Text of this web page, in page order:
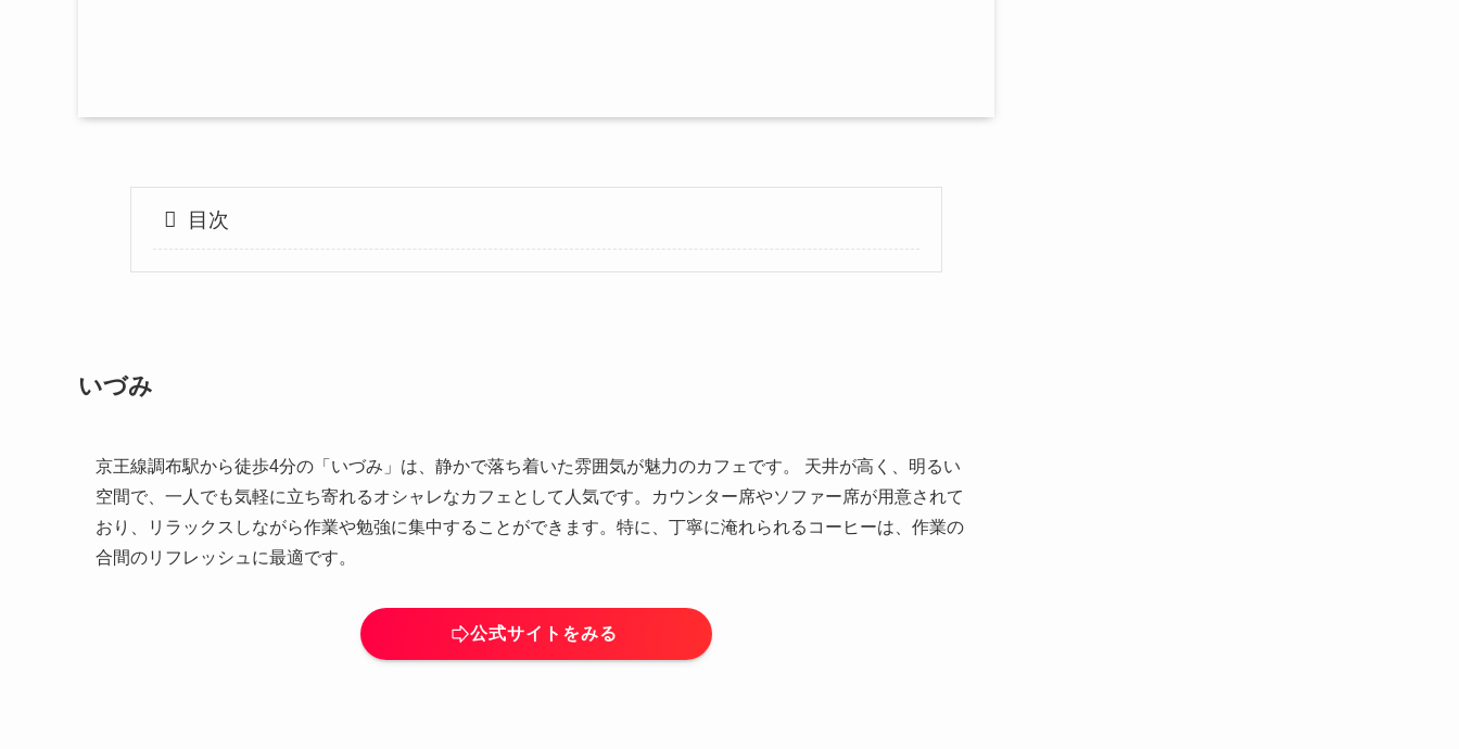
目次
いづみ
京王線調布駅から徒歩4分の「いづみ」は、静かで落ち着いた雰囲気が魅力のカフェです。 天井が高く、明るい
空間で、一人でも気軽に立ち寄れるオシャレなカフェとして人気です。カウンター席やソファー席が用意されて
おり、リラックスしながら作業や勉強に集中することができます。特に、丁寧に淹れられるコーヒーは、作業の
合間のリフレッシュに最適です。
公式サイトをみる